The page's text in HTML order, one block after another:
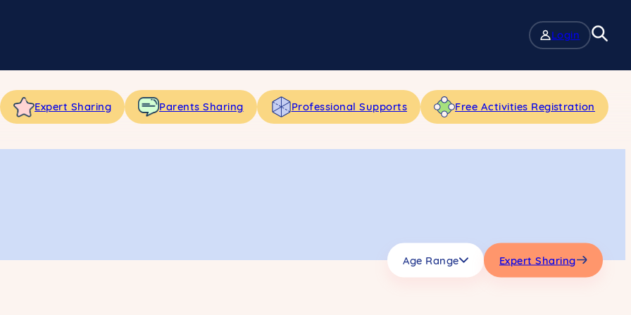
Login
Expert Sharing Parents Sharing Professional Supports Free Activities Registration
Age Range Expert Sharing